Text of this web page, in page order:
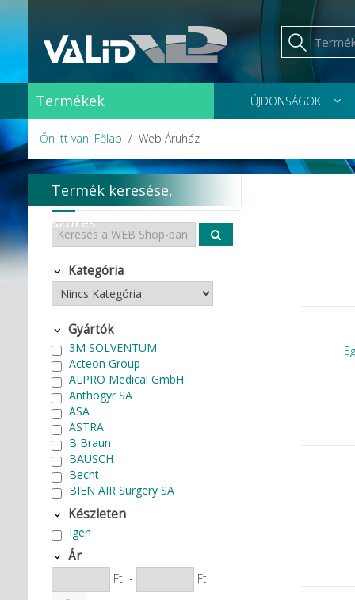
Termékek ÚJDONSÁGOK
Őn itt van: Főlap Web Áruház
Termék keresése,
szűrés
Kategória
Gyártók
3M SOLVENTUM
Acteon Group
ALPRO Medical GmbH
Anthogyr SA
ASA
ASTRA
B Braun
BAUSCH
Becht
BIEN AIR Surgery SA
Bode Chemie
Cardex
Carlo de Giorgi srl
CATTANI SpA
CAVEX
Cefla S.C.
Készleten
Igen
Ár
Ft - Ft